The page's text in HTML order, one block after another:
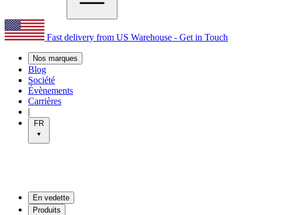
Fast delivery from US Warehouse - Get in Touch
Nos marques
Blog
Société
Évènements
Carrières
|
FR
En vedette
Produits